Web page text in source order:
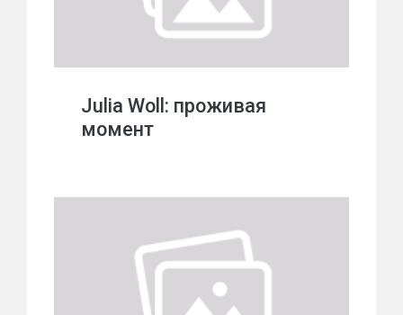
Julia Woll: проживая
момент